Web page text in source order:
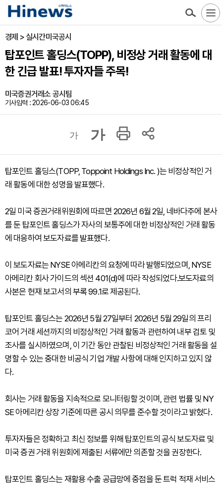
경제 > 실시간미국공시
탑포인트 홀딩스(TOPP), 비정상 거래 활동에 대
한 긴급 발표! 투자자들 주목!
미국증권거래소 공시팀
기사입력 : 2026-06-03 06:45
가 가
탑포인트 홀딩스(TOPP, Toppoint Holdings Inc. )는 비정상적인 거
래 활동에 대한 성명을 발표했다.
2일 미국 증권거래위원회에 따르면 2026년 6월 2일, 네바다주에 본사
를 둔 탑포인트 홀딩스가 자사의 보통주에 대한 비정상적인 거래 활동
에 대응하여 보도자료를 발표했다.
이 보도자료는 NYSE 아메리칸의 요청에 따라 발행되었으며, NYSE
아메리칸 회사 가이드의 섹션 401(d)에 따라 작성되었다.보도자료의
사본은 현재 보고서의 부록 99.1로 제공된다.
탑포인트 홀딩스는 2026년 5월 27일부터 2026년 5월 29일의 프리
코어 거래 세션까지의 비정상적인 거래 활동과 관련하여 내부 검토 및
조사를 실시하였으며, 이 기간 동안 관찰된 비정상적인 거래 활동을 설
명할 수 있는 중대한 비공식 기업 개발 사항에 대해 인지하고 있지 않
다.
회사는 거래 활동을 지속적으로 모니터링할 것이며, 관련 법률 및 NY
SE 아메리칸 상장 기준에 따른 공시 의무를 준수할 것이라고 밝혔다.
투자자들은 정확하고 최신 정보를 위해 탑포인트의 공식 보도자료 및
미국 증권 거래 위원회에 제출된 서류에만 의존할 것을 권장한다.
탑포인트 홀딩스는 재활용 수출 공급망에 중점을 둔 트럭 적재 서비스